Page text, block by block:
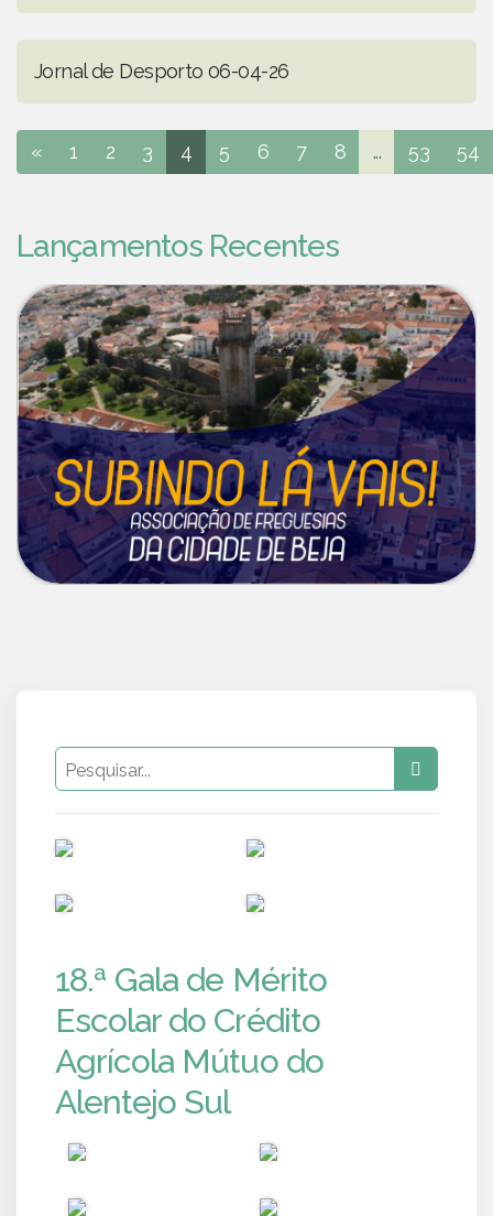
Jornal de Desporto 06-04-26
« 1 2 3 4 5 6 7 8 ... 53 54
Lançamentos Recentes
18.ª Gala de Mérito
Escolar do Crédito
Agrícola Mútuo do
Alentejo Sul